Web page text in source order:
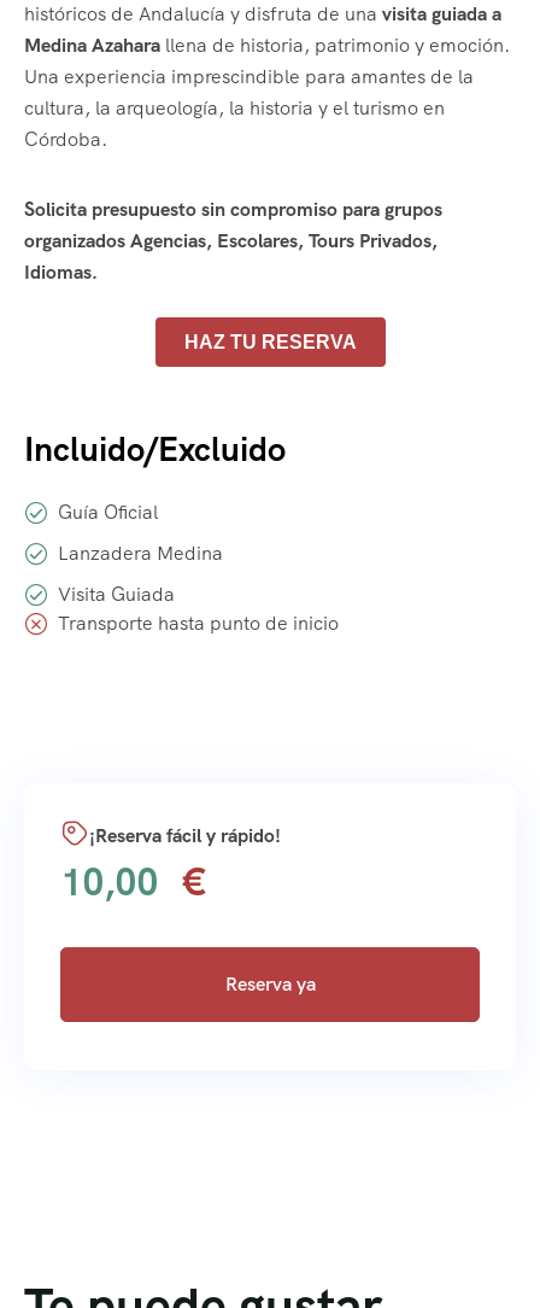
históricos de Andalucía y disfruta de una visita guiada a
Medina Azahara llena de historia, patrimonio y emoción.
Una experiencia imprescindible para amantes de la
cultura, la arqueología, la historia y el turismo en
Córdoba.
Solicita presupuesto sin compromiso para grupos
organizados Agencias, Escolares, Tours Privados,
Idiomas.
HAZ TU RESERVA
Incluido/Excluido
Guía Oficial
Lanzadera Medina
Visita Guiada
Transporte hasta punto de inicio
¡Reserva fácil y rápido!
10,00
Reserva ya